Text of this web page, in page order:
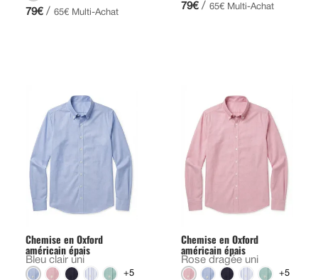
79€ / 65€ Multi-Achat
79€ / 65€ Multi-Achat
Chemise en Oxford
américain épais
Bleu clair uni
+5
Chemise en Oxford
américain épais
Rose dragée uni
+5